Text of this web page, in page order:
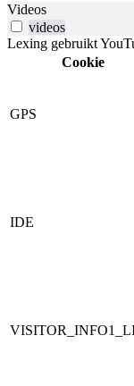
Videos
videos
Lexing gebruikt
Cookie
GPS
IDE